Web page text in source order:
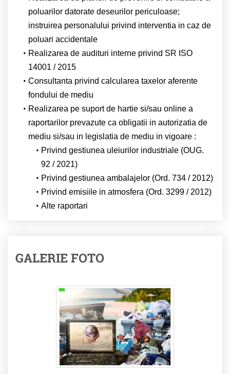
poluarilor datorate deseurilor periculoase;
instruirea personalului privind interventia in caz de
poluari accidentale
Realizarea de audituri interne privind SR ISO
14001 / 2015
Consultanta privind calcularea taxelor aferente
fondului de mediu
Realizarea pe suport de hartie si/sau online a
raportarilor prevazute ca obligatii in autorizatia de
mediu si/sau in legislatia de mediu in vigoare :
Privind gestiunea uleiurilor industriale (OUG.
92 / 2021)
Privind gestiunea ambalajelor (Ord. 734 / 2012)
Privind emisiile in atmosfera (Ord. 3299 / 2012)
Alte raportari
GALERIE FOTO